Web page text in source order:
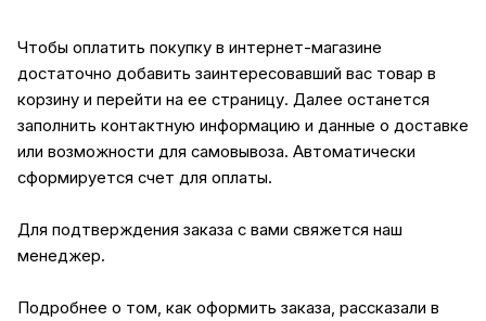
Чтобы оплатить покупку в интернет-магазине
достаточно добавить заинтересовавший вас товар в
корзину и перейти на ее страницу. Далее останется
заполнить контактную информацию и данные о доставке
или возможности для самовывоза. Автоматически
сформируется счет для оплаты.
Для подтверждения заказа с вами свяжется наш
менеджер.
Подробнее о том, как оформить заказа, рассказали в